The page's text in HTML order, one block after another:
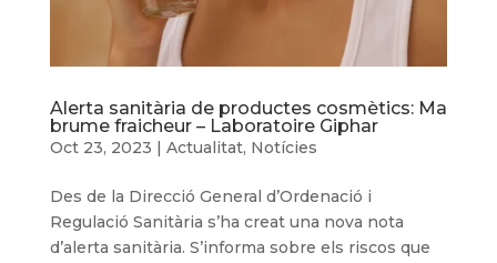
Alerta sanitària de productes cosmètics: Ma
brume fraicheur – Laboratoire Giphar
Oct 23, 2023 | Actualitat, Notícies
Des de la Direcció General d’Ordenació i
Regulació Sanitària s’ha creat una nova nota
d’alerta sanitària. S’informa sobre els riscos que